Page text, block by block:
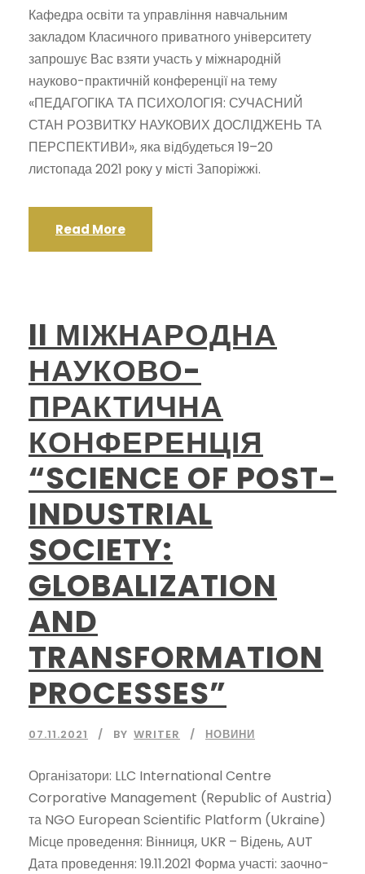
Кафедра освіти та управління навчальним
закладом Класичного приватного університету
запрошує Вас взяти участь у міжнародній
науково-практичній конференції на тему
«ПЕДАГОГІКА ТА ПСИХОЛОГІЯ: СУЧАСНИЙ
СТАН РОЗВИТКУ НАУКОВИХ ДОСЛІДЖЕНЬ ТА
ПЕРСПЕКТИВИ», яка відбудеться 19–20
листопада 2021 року у місті Запоріжжі.
Read More
II МІЖНАРОДНА
НАУКОВО-
ПРАКТИЧНА
КОНФЕРЕНЦІЯ
“SCIENCE OF POST-
INDUSTRIAL
SOCIETY:
GLOBALIZATION
AND
TRANSFORMATION
PROCESSES”
07.11.2021 BY WRITER НОВИНИ
Організатори: LLC International Centre
Corporative Management (Republic of Austria)
та NGO European Scientific Platform (Ukraine)
Місце проведення: Вінниця, UKR – Відень, AUT
Дата проведення: 19.11.2021 Форма участі: заочно-